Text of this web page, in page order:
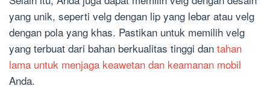
yang unik, seperti velg dengan lip yang lebar atau velg
dengan pola yang khas. Pastikan untuk memilih velg
yang terbuat dari bahan berkualitas tinggi dan tahan
lama untuk menjaga keawetan dan keamanan mobil
Anda.